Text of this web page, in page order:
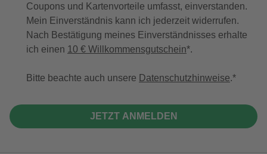
Coupons und Kartenvorteile umfasst, einverstanden.
Mein Einverständnis kann ich jederzeit widerrufen.
Nach Bestätigung meines Einverständnisses erhalte
ich einen 10 € Willkommensgutschein*.
Bitte beachte auch unsere Datenschutzhinweise.
JETZT ANMELDEN